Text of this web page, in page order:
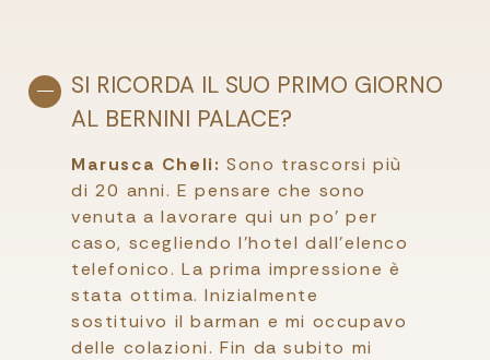
SI RICORDA IL SUO PRIMO GIORNO
AL BERNINI PALACE?
Marusca Cheli: Sono trascorsi più
di 20 anni. E pensare che sono
venuta a lavorare qui un po’ per
caso, scegliendo l’hotel dall’elenco
telefonico. La prima impressione è
stata ottima. Inizialmente
sostituivo il barman e mi occupavo
delle colazioni. Fin da subito mi